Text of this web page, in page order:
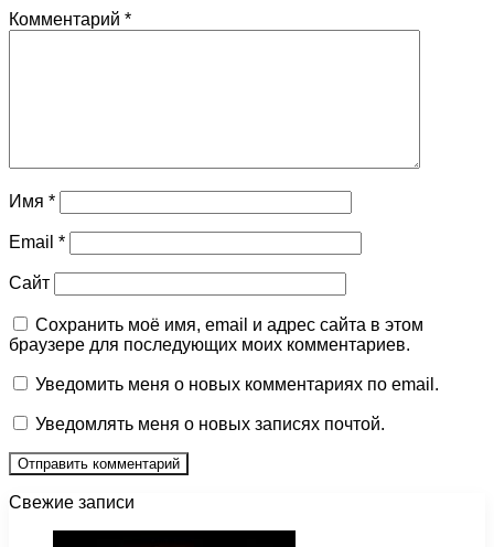
Комментарий *
Имя *
Email *
Сайт
Сохранить моё имя, email и адрес сайта в этом
браузере для последующих моих комментариев.
Уведомить меня о новых комментариях по email.
Уведомлять меня о новых записях почтой.
Свежие записи